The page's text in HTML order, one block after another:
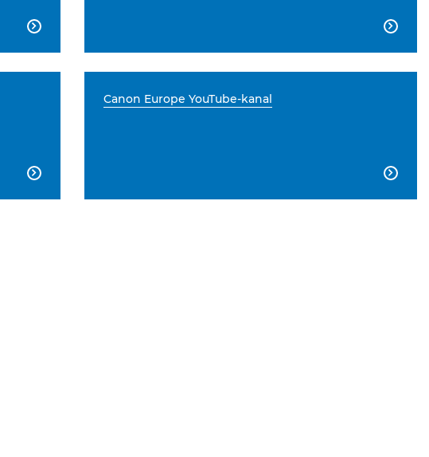
 

Canon Europe YouTube-kanal
